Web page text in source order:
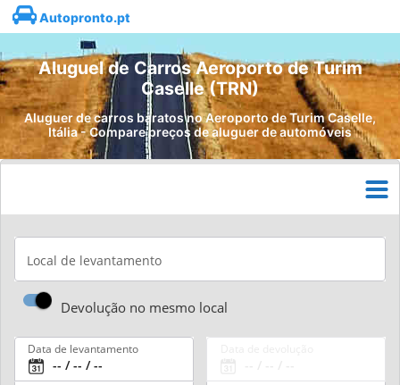
Autopronto.pt
Aluguel de Carros Aeroporto de Turim
Caselle (TRN)
Aluguer de carros baratos no Aeroporto de Turim Caselle,
Itália - Compare preços de aluguer de automóveis
Local de levantamento
Devolução no mesmo local
Data de levantamento